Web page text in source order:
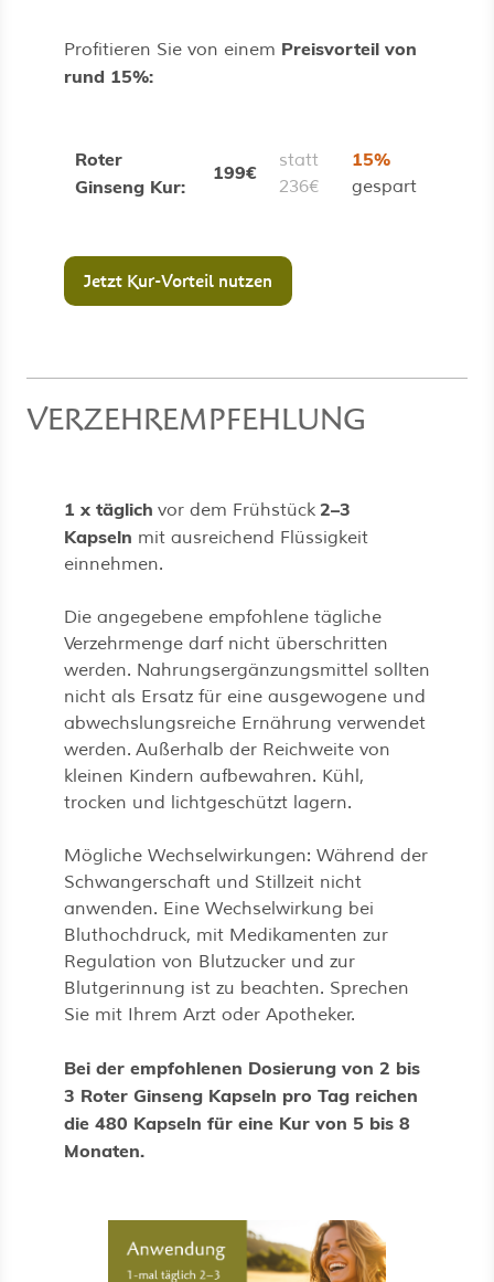
Profitieren Sie von einem Preisvorteil von
rund 15%:
Roter
Ginseng Kur:
199€
statt
236€
15%
gespart
Jetzt Kur-Vorteil nutzen
VERZEHREMPFEHLUNG
1 x täglich vor dem Frühstück 2–3
Kapseln mit ausreichend Flüssigkeit
einnehmen.
Die angegebene empfohlene tägliche
Verzehrmenge darf nicht überschritten
werden. Nahrungsergänzungsmittel sollten
nicht als Ersatz für eine ausgewogene und
abwechslungsreiche Ernährung verwendet
werden. Außerhalb der Reichweite von
kleinen Kindern aufbewahren. Kühl,
trocken und lichtgeschützt lagern.
Mögliche Wechselwirkungen: Während der
Schwangerschaft und Stillzeit nicht
anwenden. Eine Wechselwirkung bei
Bluthochdruck, mit Medikamenten zur
Regulation von Blutzucker und zur
Blutgerinnung ist zu beachten. Sprechen
Sie mit Ihrem Arzt oder Apotheker.
Bei der empfohlenen Dosierung von 2 bis
3 Roter Ginseng Kapseln pro Tag reichen
die 480 Kapseln für eine Kur von 5 bis 8
Monaten.